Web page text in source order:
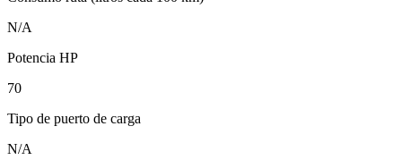
N/A
Potencia HP
70
Tipo de puerto de carga
N/A